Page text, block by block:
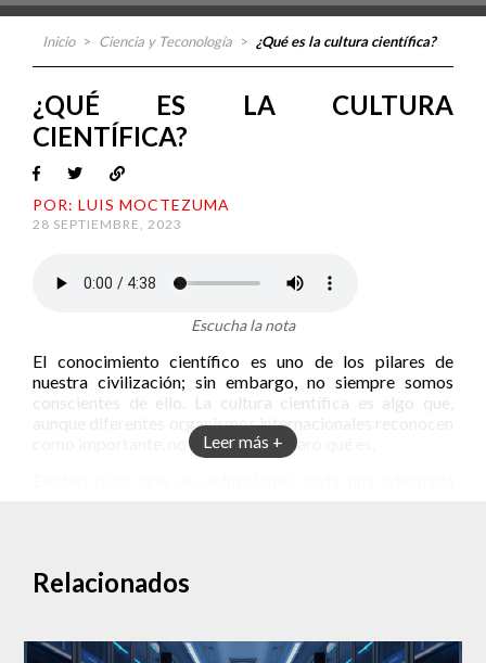
Inicio > Ciencia y Teconología > ¿Qué es la cultura científica?
Leer más +
¿QUÉ ES LA CULTURA
CIENTÍFICA?
POR: LUIS MOCTEZUMA
28 SEPTIEMBRE, 2023
Escucha la nota
El conocimiento científico es uno de los pilares de
nuestra civilización; sin embargo, no siempre somos
conscientes de ello. La cultura científica es algo que,
aunque diferentes organismos internacionales reconocen
como importante, no se tiene muy claro qué es.
desde pequeños que existe un método científico.
Relacionados